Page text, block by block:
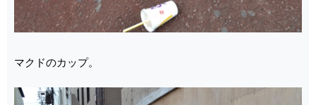
マクドのカップ。